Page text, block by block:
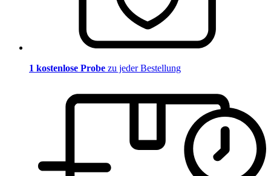
1 kostenlose Probe zu jeder Bestellung